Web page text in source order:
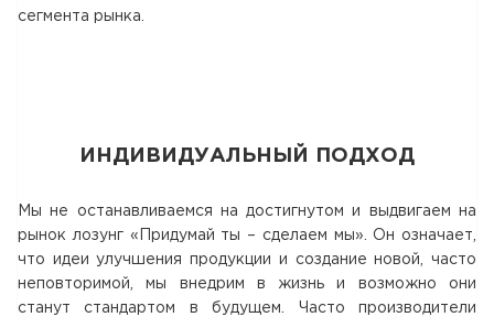
сегмента рынка.
ИНДИВИДУАЛЬНЫЙ ПОДХОД
Мы не останавливаемся на достигнутом и выдвигаем на
рынок лозунг «Придумай ты – сделаем мы». Он означает,
что идеи улучшения продукции и создание новой, часто
неповторимой, мы внедрим в жизнь и возможно они
станут стандартом в будущем. Часто производители